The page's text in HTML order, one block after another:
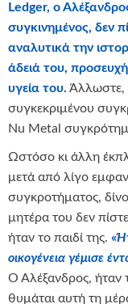
Ledger, ο
συγκινημένος, δεν
αναλυτικά την
άδειά του,
υγεία του. Άλλωστε,
συγκεκριμένου
Nu Metal
Ωστόσο κι άλλη
μετά από λίγο
συγκροτήματος,
μητέρα του δεν
ήταν το παιδί της. «
οικογένεια γέμισε
Ο Αλέξανδρος, ήταν
θυμάται αυτή τη